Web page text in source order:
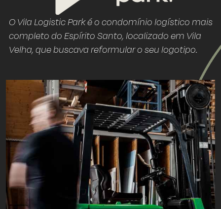
O Vila Logistic Park é o condomínio logístico mais
completo do Espírito Santo, localizado em Vila
Velha, que buscava reformular o seu logotipo.